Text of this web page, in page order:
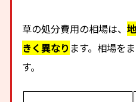
草の処分費用の相場は、
きく異なり ます。相場を
す。